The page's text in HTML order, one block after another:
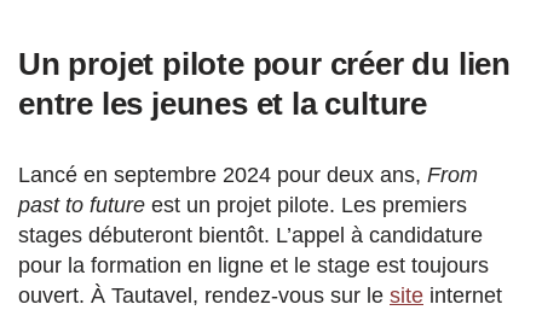
Un projet pilote pour créer du lien
entre les jeunes et la culture
Lancé en septembre 2024 pour deux ans, From
past to future est un projet pilote. Les premiers
stages débuteront bientôt. L’appel à candidature
pour la formation en ligne et le stage est toujours
ouvert. À Tautavel, rendez-vous sur le site internet